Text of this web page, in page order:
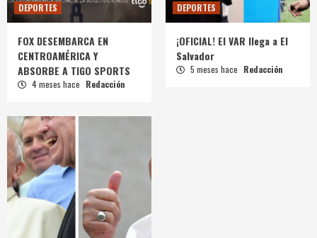
DEPORTES
FOX DESEMBARCA EN
CENTROAMÉRICA Y
ABSORBE A TIGO SPORTS
4 meses hace Redacción
DEPORTES
¡OFICIAL! El VAR llega a El
Salvador
5 meses hace Redacción